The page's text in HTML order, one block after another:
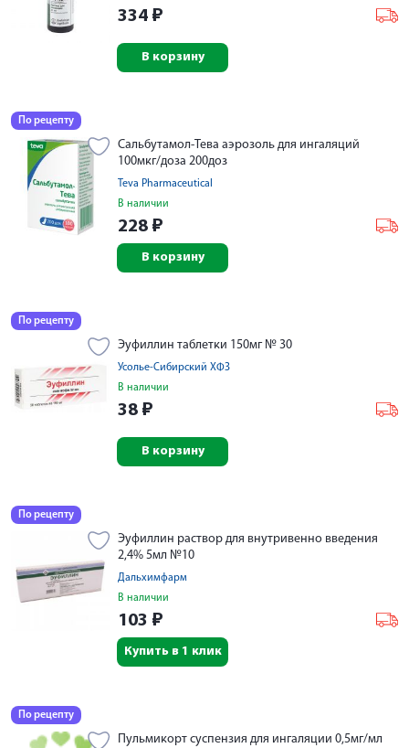
334 ₽
В корзину
По рецепту
Сальбутамол-Тева аэрозоль для ингаляций
100мкг/доза 200доз
Teva Pharmaceutical
В наличии
228 ₽
В корзину
По рецепту
Эуфиллин таблетки 150мг № 30
Усолье-Сибирский ХФЗ
В наличии
38 ₽
В корзину
По рецепту
Эуфиллин раствор для внутривенно введения
2,4% 5мл №10
Дальхимфарм
В наличии
103 ₽
Купить в 1 клик
По рецепту
Пульмикорт суспензия для ингаляции 0,5мг/мл